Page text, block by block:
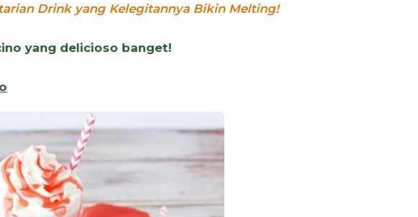
Drink yang Kelegitannya Bikin Melting!
yang delicioso banget!